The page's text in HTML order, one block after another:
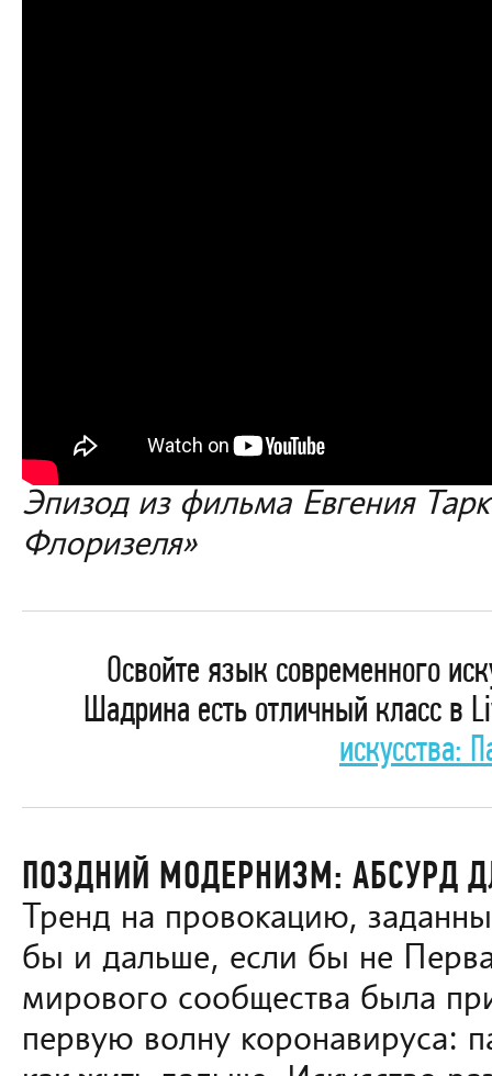
Эпизод из фильма Евгения
Флоризеля»
Освойте язык современного
Шадрина есть отличный класс в
искусства:
ПОЗДНИЙ МОДЕРНИЗМ: АБСУРД
Тренд на провокацию,
бы и дальше, если бы не
мирового сообщества была
первую волну коронавируса: